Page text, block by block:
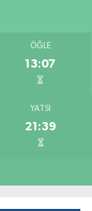
ÖĞLE
13:07
YATSI
21:39